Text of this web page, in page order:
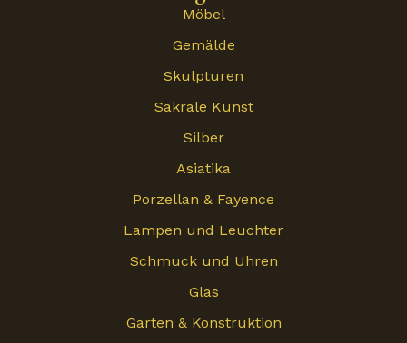
Möbel
Gemälde
Skulpturen
Sakrale Kunst
Silber
Asiatika
Porzellan & Fayence
Lampen und Leuchter
Schmuck und Uhren
Glas
Garten & Konstruktion